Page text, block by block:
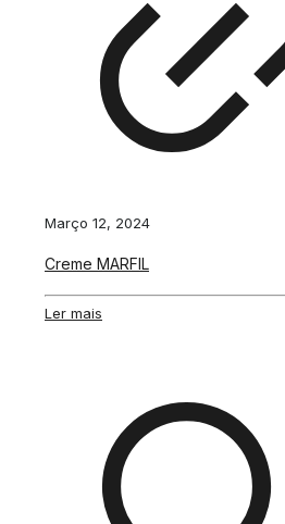
Março 12, 2024
Creme MARFIL
Ler mais